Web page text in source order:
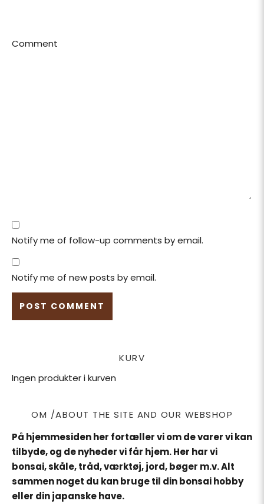
Comment
Notify me of follow-up comments by email.
Notify me of new posts by email.
KURV
Ingen produkter i kurven
OM /ABOUT THE SITE AND OUR WEBSHOP
På hjemmesiden her fortæller vi om de varer vi kan
tilbyde, og de nyheder vi får hjem. Her har vi
bonsai, skåle, tråd, værktøj, jord, bøger m.v. Alt
sammen noget du kan bruge til din bonsai hobby
eller din japanske have.